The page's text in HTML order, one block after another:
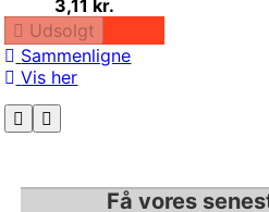
3,11 kr.
Udsolgt
Sammenligne
Vis her
Få vores